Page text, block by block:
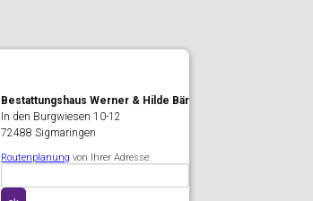
Bestattungshaus Werner & Hilde Bär
In den Burgwiesen 10-12
72488 Sigmaringen
Routenplanung von Ihrer Adresse: